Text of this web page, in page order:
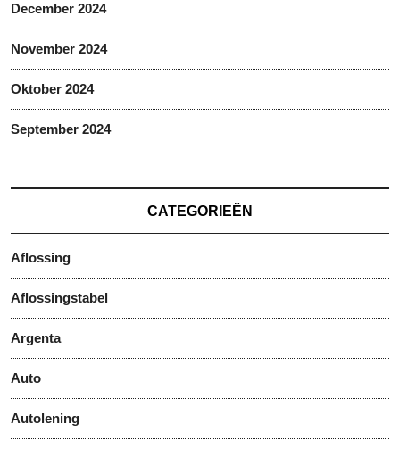
December 2024
November 2024
Oktober 2024
September 2024
CATEGORIEËN
Aflossing
Aflossingstabel
Argenta
Auto
Autolening